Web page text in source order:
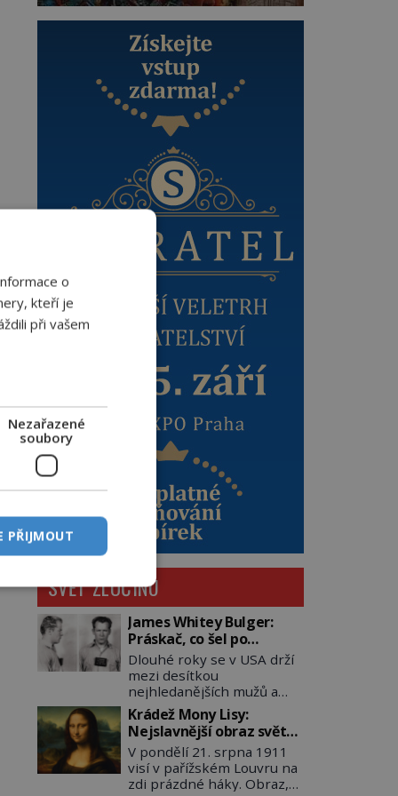
SVĚT ZLOČINU
James Whitey Bulger:
Práskač, co šel po
práskačích
Dlouhé roky se v USA drží
mezi desítkou
nejhledanějších mužů a
dopracuje to až na číslo
dvě – hned po Usámovi bin
Ládinovi (1957–2011). To je
James „Whitey“ Bulger
(1929–2018) viněný ze
spoluúčasti na 19
Krádež Mony Lisy:
Nejslavnější obraz světa
zůstane dva roky
nezvěstný
V pondělí 21. srpna 1911
visí v pařížském Louvru na
zdi prázdné háky. Obraz,
o
kteří je
při vašem
Nezařazené
soubory
PŘIJMOUT